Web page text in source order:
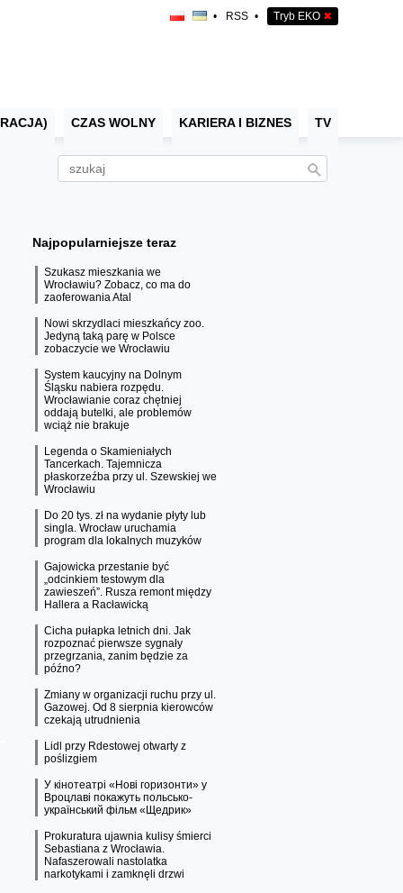
• RSS • Tryb EKO ✖
CZAS WOLNY KARIERA I BIZNES TV
Najpopularniejsze teraz
Szukasz mieszkania we
Wrocławiu? Zobacz, co ma do
zaoferowania Atal
Nowi skrzydlaci mieszkańcy zoo.
Jedyną taką parę w Polsce
zobaczycie we Wrocławiu
System kaucyjny na Dolnym
Śląsku nabiera rozpędu.
Wrocławianie coraz chętniej
oddają butelki, ale problemów
wciąż nie brakuje
Legenda o Skamieniałych
Tancerkach. Tajemnicza
płaskorzeźba przy ul. Szewskiej we
Wrocławiu
Do 20 tys. zł na wydanie płyty lub
singla. Wrocław uruchamia
program dla lokalnych muzyków
Gajowicka przestanie być
„odcinkiem testowym dla
zawieszeń”. Rusza remont między
Hallera a Racławicką
Cicha pułapka letnich dni. Jak
rozpoznać pierwsze sygnały
przegrzania, zanim będzie za
późno?
Zmiany w organizacji ruchu przy ul.
Gazowej. Od 8 sierpnia kierowców
czekają utrudnienia
Lidl przy Rdestowej otwarty z
poślizgiem
У кінотеатрі «Нові горизонти» у
Вроцлаві покажуть польсько-
український фільм «Щедрик»
Prokuratura ujawnia kulisy śmierci
Sebastiana z Wrocławia.
Nafaszerowali nastolatka
narkotykami i zamknęli drzwi